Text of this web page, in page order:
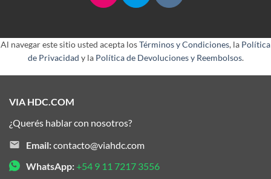
Al navegar este sitio usted acepta losTérminos y Condiciones, la Política
de Privacidad y la Política de Devoluciones y Reembolsos.
VIA HDC.COM
¿Querés hablar con nosotros?
Email:contacto@viahdc.com
WhatsApp:+54 9 11 7217 3556